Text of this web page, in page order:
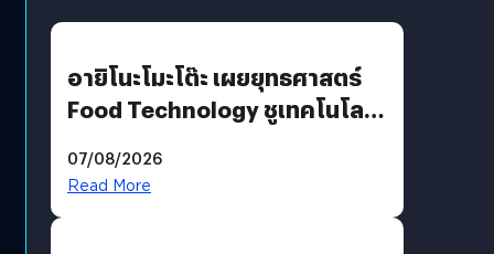
อายิโนะโมะโต๊ะ เผยยุทธศาสตร์
Food Technology ชูเทคโนโลยี
บริโภคและ B2B
07/08/2026
Read More